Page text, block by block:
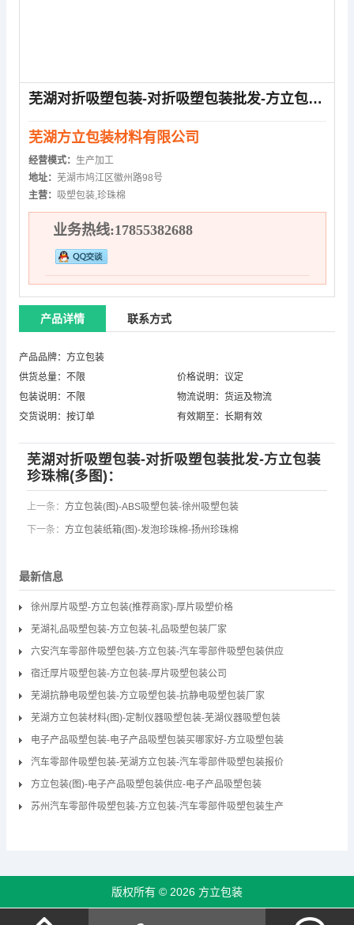
芜湖对折吸塑包装-对折吸塑包装批发-方立包装珍珠棉(多图)
芜湖方立包装材料有限公司
经营模式： 生产加工
地址： 芜湖市鸠江区徽州路98号
主营： 吸塑包装,珍珠棉
业务热线:17855382688
产品详情 联系方式
产品品牌：方立包装
供货总量：不限
价格说明：议定
包装说明：不限
物流说明：货运及物流
交货说明：按订单
有效期至：长期有效
芜湖对折吸塑包装-对折吸塑包装批发-方立包装
珍珠棉(多图)：
上一条： 方立包装(图)-ABS吸塑包装-徐州吸塑包装
下一条： 方立包装纸箱(图)-发泡珍珠棉-扬州珍珠棉
最新信息
徐州厚片吸塑-方立包装(推荐商家)-厚片吸塑价格
芜湖礼品吸塑包装-方立包装-礼品吸塑包装厂家
六安汽车零部件吸塑包装-方立包装-汽车零部件吸塑包装供应
宿迁厚片吸塑包装-方立包装-厚片吸塑包装公司
芜湖抗静电吸塑包装-方立吸塑包装-抗静电吸塑包装厂家
芜湖方立包装材料(图)-定制仪器吸塑包装-芜湖仪器吸塑包装
电子产品吸塑包装-电子产品吸塑包装买哪家好-方立吸塑包装
汽车零部件吸塑包装-芜湖方立包装-汽车零部件吸塑包装报价
方立包装(图)-电子产品吸塑包装供应-电子产品吸塑包装
苏州汽车零部件吸塑包装-方立包装-汽车零部件吸塑包装生产
版权所有 © 2026 方立包装